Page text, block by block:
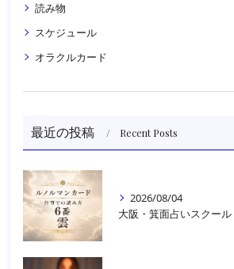
読み物
スケジュール
オラクルカード
最近の投稿 Recent Posts
2026/08/04